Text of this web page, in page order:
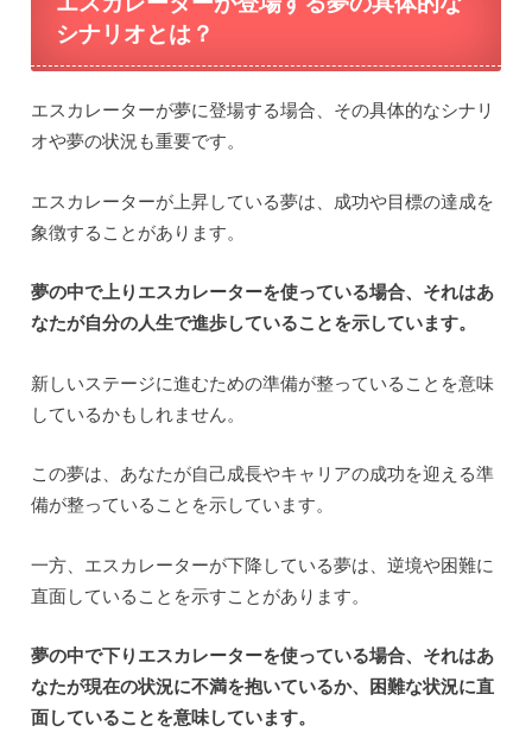
シナリオとは？
エスカレーターが夢に登場する場合、その具体的なシナリ
オや夢の状況も重要です。
エスカレーターが上昇している夢は、成功や目標の達成を
象徴することがあります。
夢の中で上りエスカレーターを使っている場合、それはあ
なたが自分の人生で進歩していることを示しています。
新しいステージに進むための準備が整っていることを意味
しているかもしれません。
この夢は、あなたが自己成長やキャリアの成功を迎える準
備が整っていることを示しています。
一方、エスカレーターが下降している夢は、逆境や困難に
直面していることを示すことがあります。
夢の中で下りエスカレーターを使っている場合、それはあ
なたが現在の状況に不満を抱いているか、困難な状況に直
面していることを意味しています。